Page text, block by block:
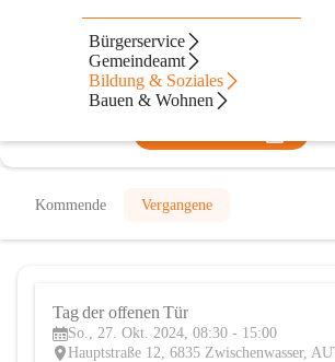
Bürgerservice
Gemeindeamt
Bildung & Soziales
Bauen & Wohnen
Bücherei Muntlix
@bucherei-muntlix
Bibliothek
Kommende Vergangene
Tag der offenen Tür
So., 27. Okt. 2024, 08:30 - 15:00
Hauptstraße 12, 6835 Zwischenwasser,